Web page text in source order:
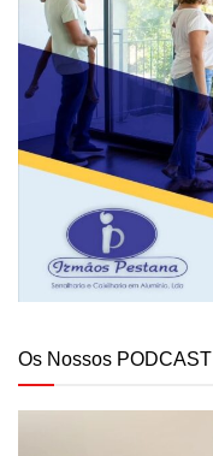
Os Nossos PODCAST